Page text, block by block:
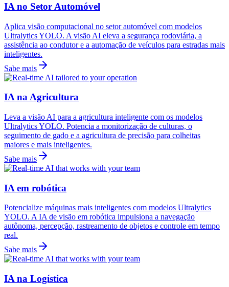
IA no Setor Automóvel
Aplica visão computacional no setor automóvel com modelos
Ultralytics YOLO. A visão AI eleva a segurança rodoviária, a
assistência ao condutor e a automação de veículos para estradas mais
inteligentes.
Sabe mais
IA na Agricultura
Leva a visão AI para a agricultura inteligente com os modelos
Ultralytics YOLO. Potencia a monitorização de culturas, o
seguimento de gado e a agricultura de precisão para colheitas
maiores e mais inteligentes.
Sabe mais
IA em robótica
Potencialize máquinas mais inteligentes com modelos Ultralytics
YOLO. A IA de visão em robótica impulsiona a navegação
autônoma, percepção, rastreamento de objetos e controle em tempo
real.
Sabe mais
IA na Logística